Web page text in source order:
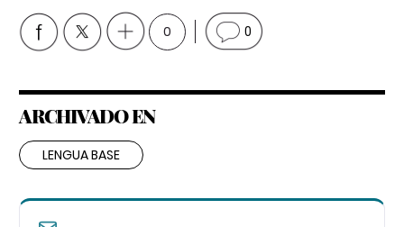
0 0
ARCHIVADO EN
LENGUA BASE